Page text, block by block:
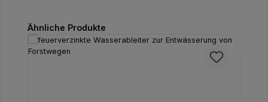
Produktgalerie überspringen
Ähnliche Produkte